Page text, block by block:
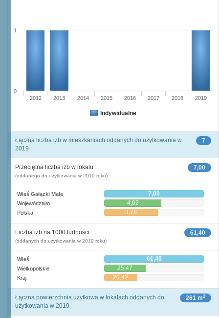
Indywidualne
2012 2013 2014 2015 2016 2017 2018 2019
0
1
7
Łączna liczba izb w mieszkaniach oddanych do użytkowania w
2019
7,00
Przeciętna liczba izb w lokalu
(oddanego do użytkowania w 2019 roku)
Wieś Gałązki Małe 7,00
Województwo 4,02
Polska 3,78
61,40
Liczba izb na 1000 ludności
(oddanych do użytkowania w 2019 roku)
Wieś 61,40
Wielkopolskie 25,47
Kraj 20,42
261 m2
Łączna powierzchnia użytkowa w lokalach oddanych do
użytkowania w 2019